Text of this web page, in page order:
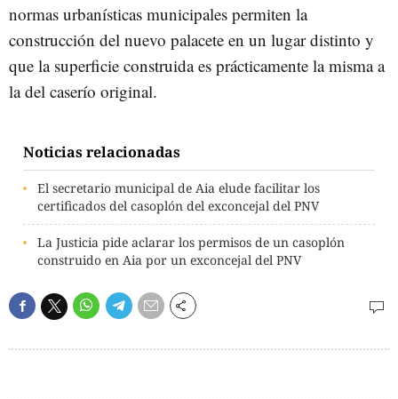
normas urbanísticas municipales permiten la
construcción del nuevo palacete en un lugar distinto y
que la superficie construida es prácticamente la misma a
la del caserío original.
Noticias relacionadas
El secretario municipal de Aia elude facilitar los
certificados del casoplón del exconcejal del PNV
La Justicia pide aclarar los permisos de un casoplón
construido en Aia por un exconcejal del PNV